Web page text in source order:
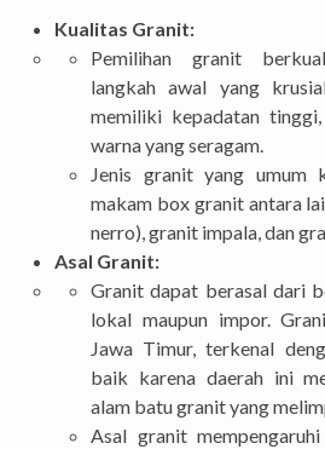
Kualitas Granit:
Pemilihan granit
langkah awal yang
memiliki kepadatan
warna yang seragam.
Jenis granit yang umum
makam box granit antara
nerro), granit impala, dan
Asal Granit:
Granit dapat berasal dari
lokal maupun impor.
Jawa Timur, terkenal
baik karena daerah ini
alam batu granit yang
Asal granit